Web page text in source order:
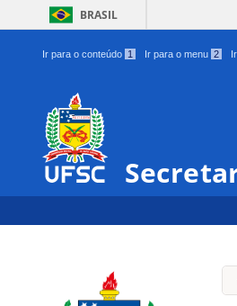
BRASIL
Ir para o conteúdo 1 Ir para o menu 2